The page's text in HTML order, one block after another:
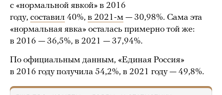
с «нормальной явкой» в 2016
году, составил 40%, в 2021-м — 30,98%. Сама эта
«нормальная явка» осталась примерно той же:
в 2016 — 36,5%, в 2021 — 37,94%.
По официальным данным, «Единая Россия»
в 2016 году получила 54,2%, в 2021 году — 49,8%.